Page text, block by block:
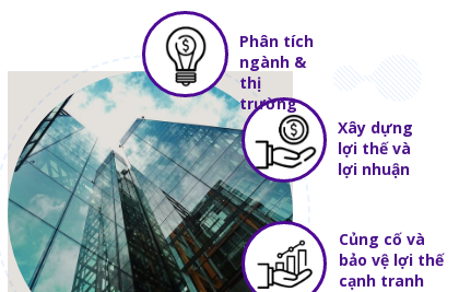
Xây dựng
lợi thế và
lợi nhuận
Củng cố và
bảo vệ lợi thế
cạnh tranh
Phân tích
ngành &
thị
trường